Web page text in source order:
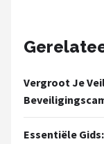
Vergroot Je
Essentiële